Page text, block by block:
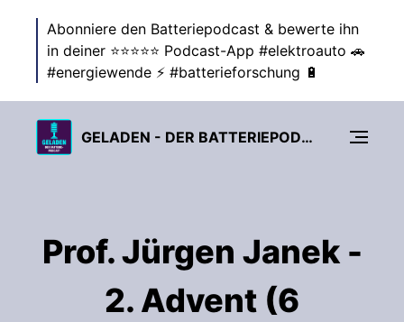
Abonniere den Batteriepodcast & bewerte ihn
in deiner ⭐⭐⭐⭐⭐ Podcast-App #elektroauto 🚗
#energiewende ⚡ #batterieforschung 🔋
GELADEN - DER BATTERIEPODCAST ZUR ENERGIEWENDE
Prof. Jürgen Janek -
2. Advent (6